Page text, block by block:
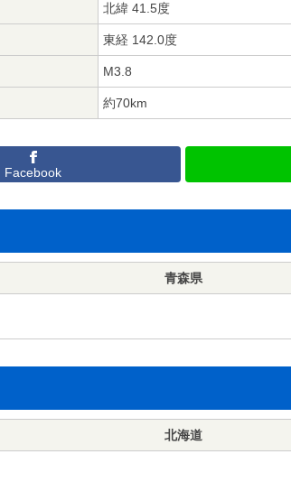
北緯 41.5度
東経 142.0度
M3.8
約70km
Facebook
青森県
北海道